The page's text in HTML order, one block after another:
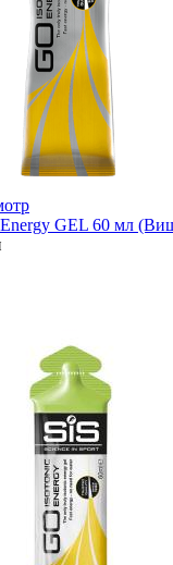
GEL 60 мл